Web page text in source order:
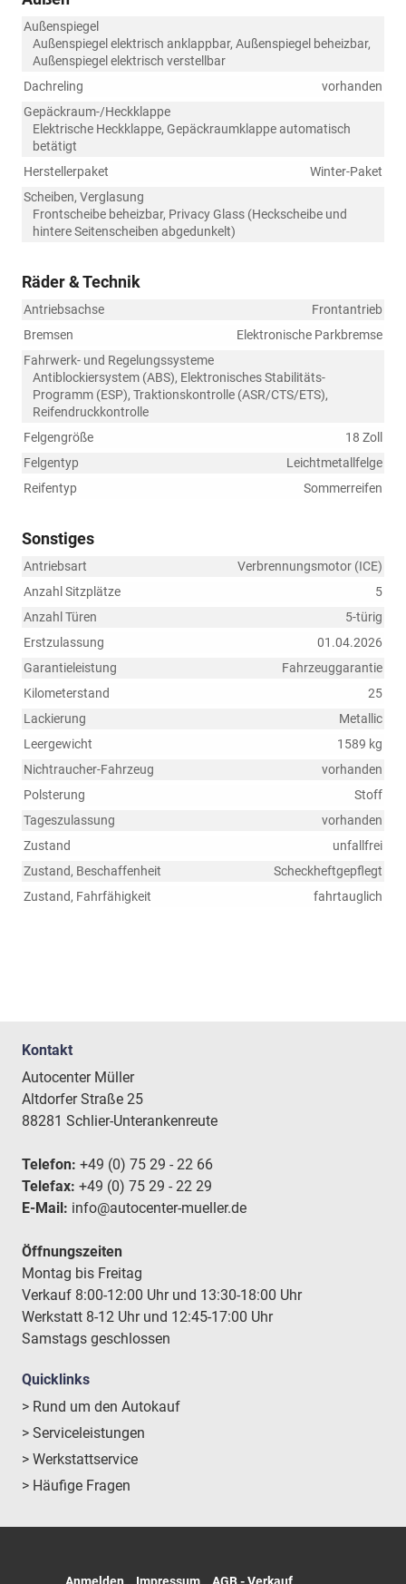
Außenspiegel
Außenspiegel elektrisch anklappbar, Außenspiegel beheizbar,
Außenspiegel elektrisch verstellbar
Dachreling
vorhanden
Gepäckraum-/Heckklappe
Elektrische Heckklappe, Gepäckraumklappe automatisch
betätigt
Herstellerpaket
Winter-Paket
Scheiben, Verglasung
Frontscheibe beheizbar, Privacy Glass (Heckscheibe und
hintere Seitenscheiben abgedunkelt)
Räder & Technik
Antriebsachse
Frontantrieb
Bremsen
Elektronische Parkbremse
Fahrwerk- und Regelungssysteme
Antiblockiersystem (ABS), Elektronisches Stabilitäts-
Programm (ESP), Traktionskontrolle (ASR/CTS/ETS),
Reifendruckkontrolle
Felgengröße
18 Zoll
Felgentyp
Leichtmetallfelge
Reifentyp
Sommerreifen
Sonstiges
Antriebsart
Verbrennungsmotor (ICE)
Anzahl Sitzplätze
5
Anzahl Türen
5-türig
Erstzulassung
01.04.2026
Garantieleistung
Fahrzeuggarantie
Kilometerstand
25
Lackierung
Metallic
Leergewicht
1589 kg
Nichtraucher-Fahrzeug
vorhanden
Polsterung
Stoff
Tageszulassung
vorhanden
Zustand
unfallfrei
Zustand, Beschaffenheit
Scheckheftgepflegt
Zustand, Fahrfähigkeit
fahrtauglich
Kontakt
Autocenter Müller
Altdorfer Straße 25
88281 Schlier-Unterankenreute
Telefon: +49 (0) 75 29 - 22 66
Telefax: +49 (0) 75 29 - 22 29
E-Mail: info@autocenter-mueller.de
Öffnungszeiten
Montag bis Freitag
Verkauf 8:00-12:00 Uhr und 13:30-18:00 Uhr
Werkstatt 8-12 Uhr und 12:45-17:00 Uhr
Samstags geschlossen
Quicklinks
> Rund um den Autokauf
> Serviceleistungen
> Werkstattservice
> Häufige Fragen
Anmelden Impressum AGB - Verkauf